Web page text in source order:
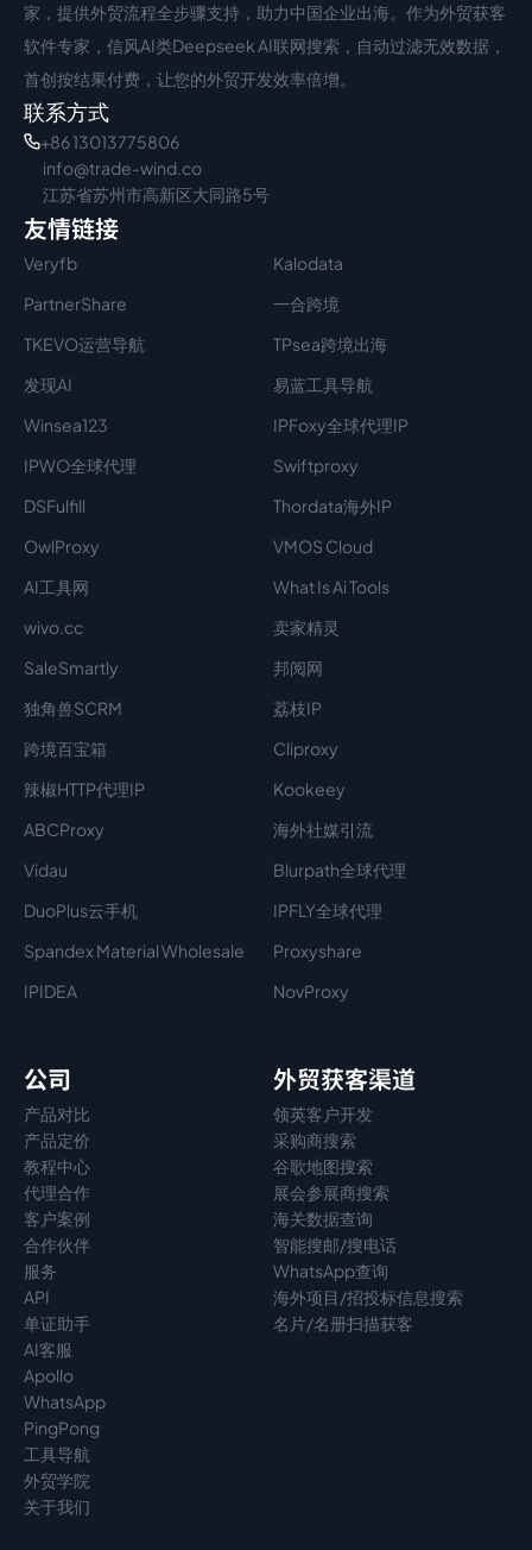
家，提供外贸流程全步骤支持，助力中国企业出海。作为外贸获客
软件专家，信风AI类Deepseek AI联网搜索，自动过滤无效数据，
首创按结果付费，让您的外贸开发效率倍增。
联系方式
+86 13013775806
info@trade-wind.co
江苏省苏州市高新区大同路5号
友情链接
Veryfb
Kalodata
PartnerShare
一合跨境
TKEVO运营导航
TPsea跨境出海
发现AI
易蓝工具导航
Winsea123
IPFoxy全球代理IP
IPWO全球代理
Swiftproxy
DSFulfill
Thordata海外IP
OwlProxy
VMOS Cloud
AI工具网
What Is Ai Tools
wivo.cc
卖家精灵
SaleSmartly
邦阅网
独角兽SCRM
荔枝IP
跨境百宝箱
Cliproxy
辣椒HTTP代理IP
Kookeey
ABCProxy
海外社媒引流
Vidau
Blurpath全球代理
DuoPlus云手机
IPFLY全球代理
Spandex Material Wholesale​
Proxyshare
IPIDEA
NovProxy
公司
产品对比
产品定价
教程中心
代理合作
客户案例
合作伙伴
服务
API
单证助手
AI客服
Apollo
WhatsApp
PingPong
工具导航
外贸学院
关于我们
外贸获客渠道
领英客户开发
采购商搜索
谷歌地图搜索
展会参展商搜索
海关数据查询
智能搜邮/搜电话
WhatsApp查询
海外项目/招投标信息搜索
名片/名册扫描获客